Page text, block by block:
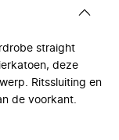
straight
deze
Ritssluiting en
de voorkant.